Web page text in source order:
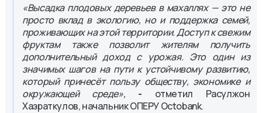
«Высадка плодовых деревьев в махаллях — это не
просто вклад в экологию, но и поддержка семей,
проживающих на этой территории. Доступ к свежим
фруктам также позволит жителям получить
дополнительный доход с урожая. Это один из
значимых шагов на пути к устойчивому развитию,
который принесёт пользу обществу, экономике и
окружающей среде», - отметил Расулжон
Хазраткулов, начальник ОПЕРУ Octobank.